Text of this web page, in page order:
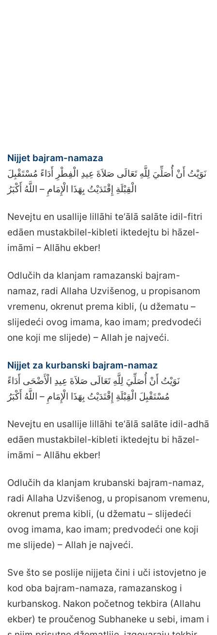
Nijjet bajram-namaza
نَوَيْتُ أَنْ أُصَلِّيَ لِلَّهِ تَعَالَى صَلاَةَ عِيدِ الْفِطْرِ أَدَاءً مُسْتَقْبِلَ
الْقِبْلَةِ إِقْتَدَيْتُ بِهَذَا الْإِمَامِ – اللَّهُ أَكْبَرُ
Nevejtu en usallije lillāhi te‘ālā salāte idil-fitri
edāen mustakbilel-kibleti iktedejtu bi hāzel-
imāmi – Allāhu ekber!
Odlučih da klanjam ramazanski bajram-
namaz, radi Allaha Uzvišenog, u propisanom
vremenu, okrenut prema kibli, (u džematu –
slijedeći ovog imama, kao imam; predvodeći
one koji me slijede) – Allah je najveći.
Nijjet za kurbanski bajram-namaz
نَوَيْتُ أَنْ أُصَلِّيَ لِلَّهِ تَعَالَى صَلاَةَ عِيدِ الْأَضْحَى أَدَاءً
مُسْتَقْبِلَ الْقِبْلَةِ إِقْتَدَيْتُ بِهَذَا الْإِمَامِ – اللَّهُ أَكْبَرُ
Nevejtu en usallije lillāhi te‘ālā salāte idil-adhā
edāen mustakbilel-kibleti iktedejtu bi hāzel-
imāmi – Allāhu ekber!
Odlučih da klanjam krubanski bajram-namaz,
radi Allaha Uzvišenog, u propisanom vremenu,
okrenut prema kibli, (u džematu – slijedeći
ovog imama, kao imam; predvodeći one koji
me slijede) – Allah je najveći.
Sve što se poslije nijjeta čini i uči istovjetno je
kod oba bajram-namaza, ramazanskog i
kurbanskog. Nakon početnog tekbira (Allahu
ekber) te proučenog Subhaneke u sebi, imam i